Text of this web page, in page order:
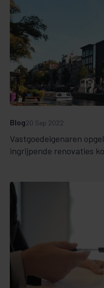
Vastgoedeigenaren
ingrijpende renovaties
Blog20 Sep 2022